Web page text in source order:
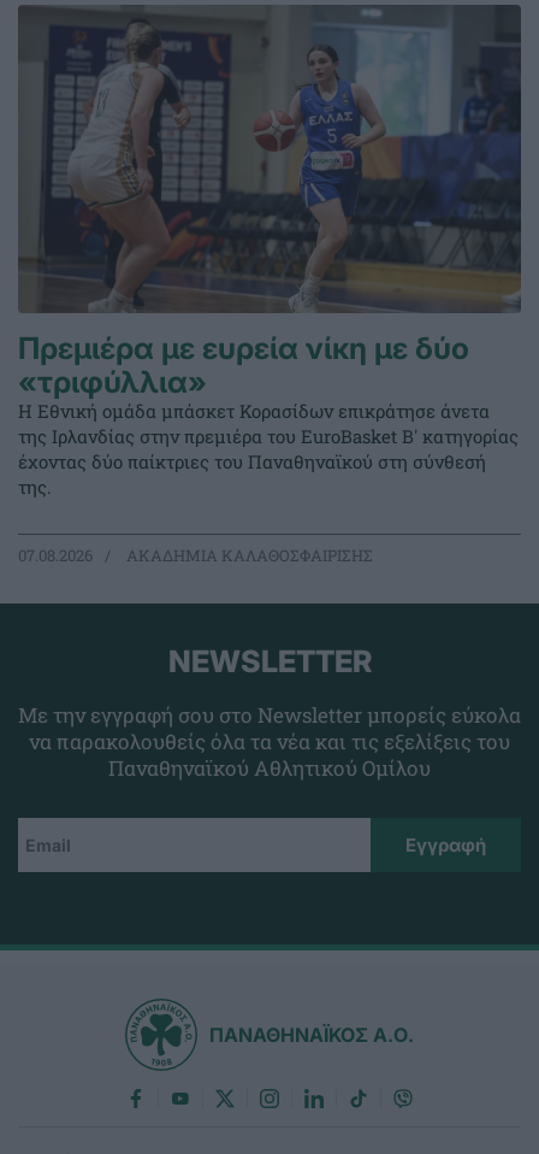
Πρεμιέρα με ευρεία νίκη με δύο
«τριφύλλια»
Η Εθνική ομάδα μπάσκετ Κορασίδων επικράτησε άνετα
της Ιρλανδίας στην πρεμιέρα του EuroBasket Β' κατηγορίας
έχοντας δύο παίκτριες του Παναθηναϊκού στη σύνθεσή
της.
07.08.2026 ΑΚΑΔΗΜΙΑ ΚΑΛΑΘΟΣΦΑΙΡΙΣΗΣ
NEWSLETTER
Με την εγγραφή σου στο Newsletter μπορείς εύκολα
να παρακολουθείς όλα τα νέα και τις εξελίξεις του
Παναθηναϊκού Αθλητικού Ομίλου
ΠΑΝΑΘΗΝΑΪΚΟΣ Α.Ο.